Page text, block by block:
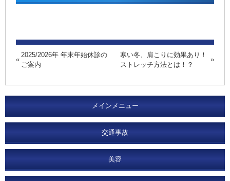
2025/2026年 年末年始休診の
ご案内
寒い冬、肩こりに効果あり！
ストレッチ方法とは！？
メインメニュー
交通事故
美容